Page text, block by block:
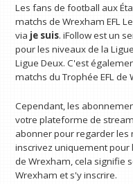
Les fans de football aux
matchs de Wrexham EFL
via je suis. iFollow est un
pour les niveaux de la
Ligue Deux. C'est
matchs du Trophée EFL de
Cependant, les
votre plateforme de
abonner pour regarder les
inscrivez uniquement pour
de Wrexham, cela signifie
Wrexham et s'y inscrire.